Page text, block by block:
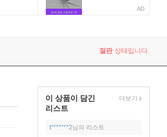
AD
절판상태입니다.
이 상품이 담긴
리스트
더보기
t*******2님의 리스트